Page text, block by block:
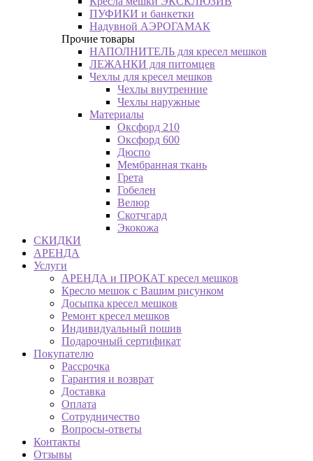
ПУФИКИ и банкетки
Надувной АЭРОГАМАК
Прочие товары
НАПОЛНИТЕЛЬ для кресел мешков
ЛЕЖАНКИ для питомцев
Чехлы для кресел мешков
Чехлы внутренние
Чехлы наружные
Материалы
Оксфорд 210
Оксфорд 600
Дюспо
Мембранная ткань
Грета
Гобелен
Велюр
Скотчгард
Экокожа
СКИДКИ
АРЕНДА
Услуги
АРЕНДА и ПРОКАТ кресел мешков
Кресло мешок с Вашим рисунком
Досыпка кресел мешков
Ремонт кресел мешков
Индивидуальный пошив
Подарочный сертификат
Покупателю
Рассрочка
Гарантия и возврат
Доставка
Оплата
Сотрудничество
Вопросы-ответы
Контакты
Отзывы